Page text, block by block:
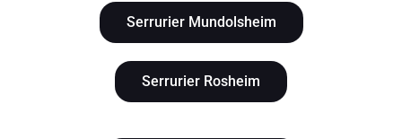
Serrurier Mundolsheim
Serrurier Rosheim